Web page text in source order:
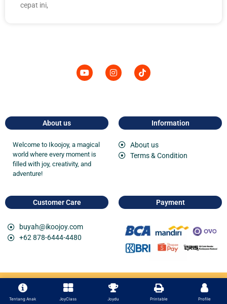
cepat ini,
About us
Welcome to Ikoojoy, a magical
world where every moment is
filled with joy, creativity, and
adventure!
Information
About us
Terms & Condition
Customer Care
buyah@ikoojoy.com
+62 878-6444-4480
Payment
Copyright 2026 Ikoojoy member of
Finglab
Tentang Anak
JoyClass Joydu Printable Profile